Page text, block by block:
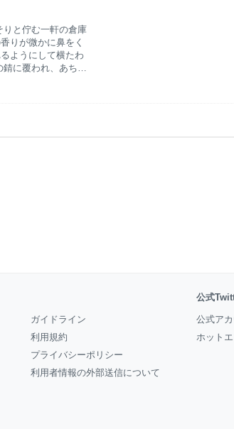
と佇む一軒の倉庫
りが微かに鼻をく
ようにして横たわ
に覆われ、あちこ
方の目も、嵐の夜
だけだった。まる
、どうしてこんな
ガイドライン
利用規約
プライバシーポリシー
利用者情報の外部送信について
公式
公式ア
ホット